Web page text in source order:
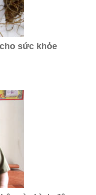
sức khỏe